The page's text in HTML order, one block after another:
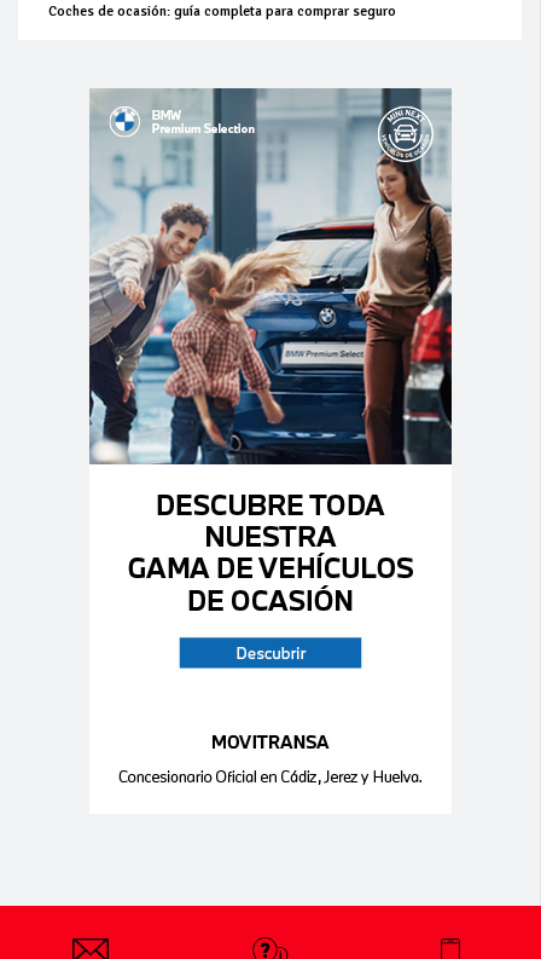
Coches de ocasión: guía completa para comprar seguro